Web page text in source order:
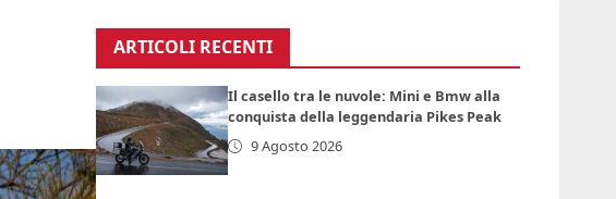
ARTICOLI RECENTI
Il casello tra le nuvole: Mini e Bmw alla
conquista della leggendaria Pikes Peak
9 Agosto 2026